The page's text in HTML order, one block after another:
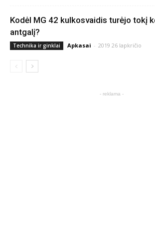
Kodėl MG 42 kulkosvaidis turėjo tokį
antgalį?
Technika ir ginklai Apkasai - 2019 26 lapkričio
- reklama -